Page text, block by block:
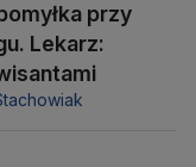
przy
Lekarz: